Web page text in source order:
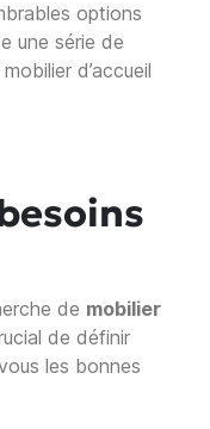
options
une série de
d’accueil
de mobilier
de définir
les bonnes